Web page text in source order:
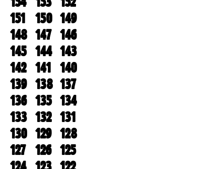
151
150 149
148 147 146
145 144 143
142 141 140
139 138 137
136 135 134
133 132 131
130 129 128
127 126 125